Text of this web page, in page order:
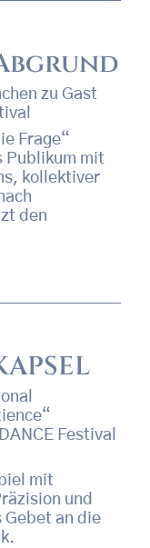
zu Gast
Frage“
Publikum mit
kollektiver
den
Festival
mit
und
Gebet an die